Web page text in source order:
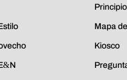
Mapa
Kiosco